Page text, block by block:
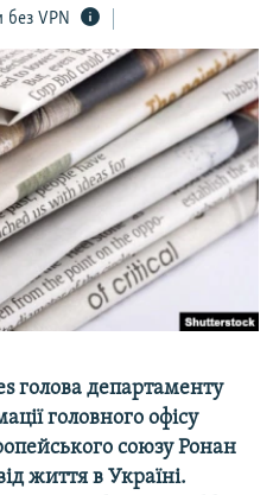
без VPN
голова департаменту
головного офісу
союзу Ронан
життя в Україні.